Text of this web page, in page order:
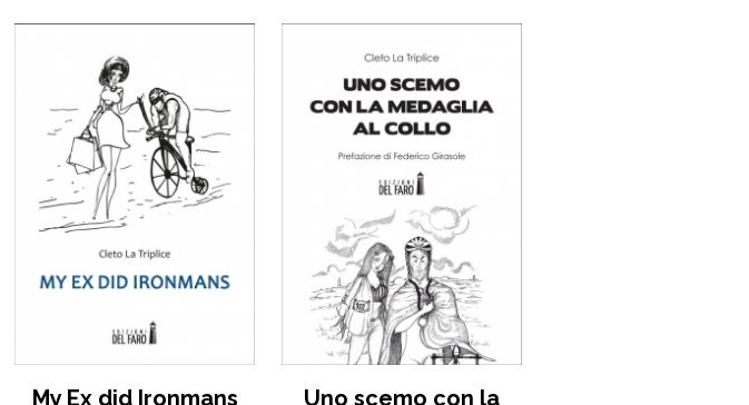
My Ex did Ironmans
Uno scemo con la